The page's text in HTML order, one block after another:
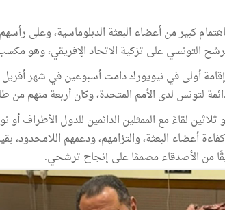
كبير من أعضاء البعثة الدبلوماسية، وعلى رأسهم
على تزكية الاتحاد الإفريقي، وهو مكسب
إقامة أولى في نيويورك دامت أسبوعين في شهر
لتونس لدى الأمم المتحدة، وكان أربعة منهم من
لقاءً مع الممثلين الدائمين للدول الأطراف أو
أعضاء البعثة، والتزامهم، ودعمهم اللامحدود،
من الأصدقاء مصممًا على إنجاح ترشحي.